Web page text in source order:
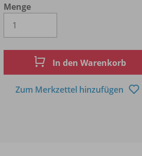
Menge
In den Warenkorb
Zum Merkzettel hinzufügen